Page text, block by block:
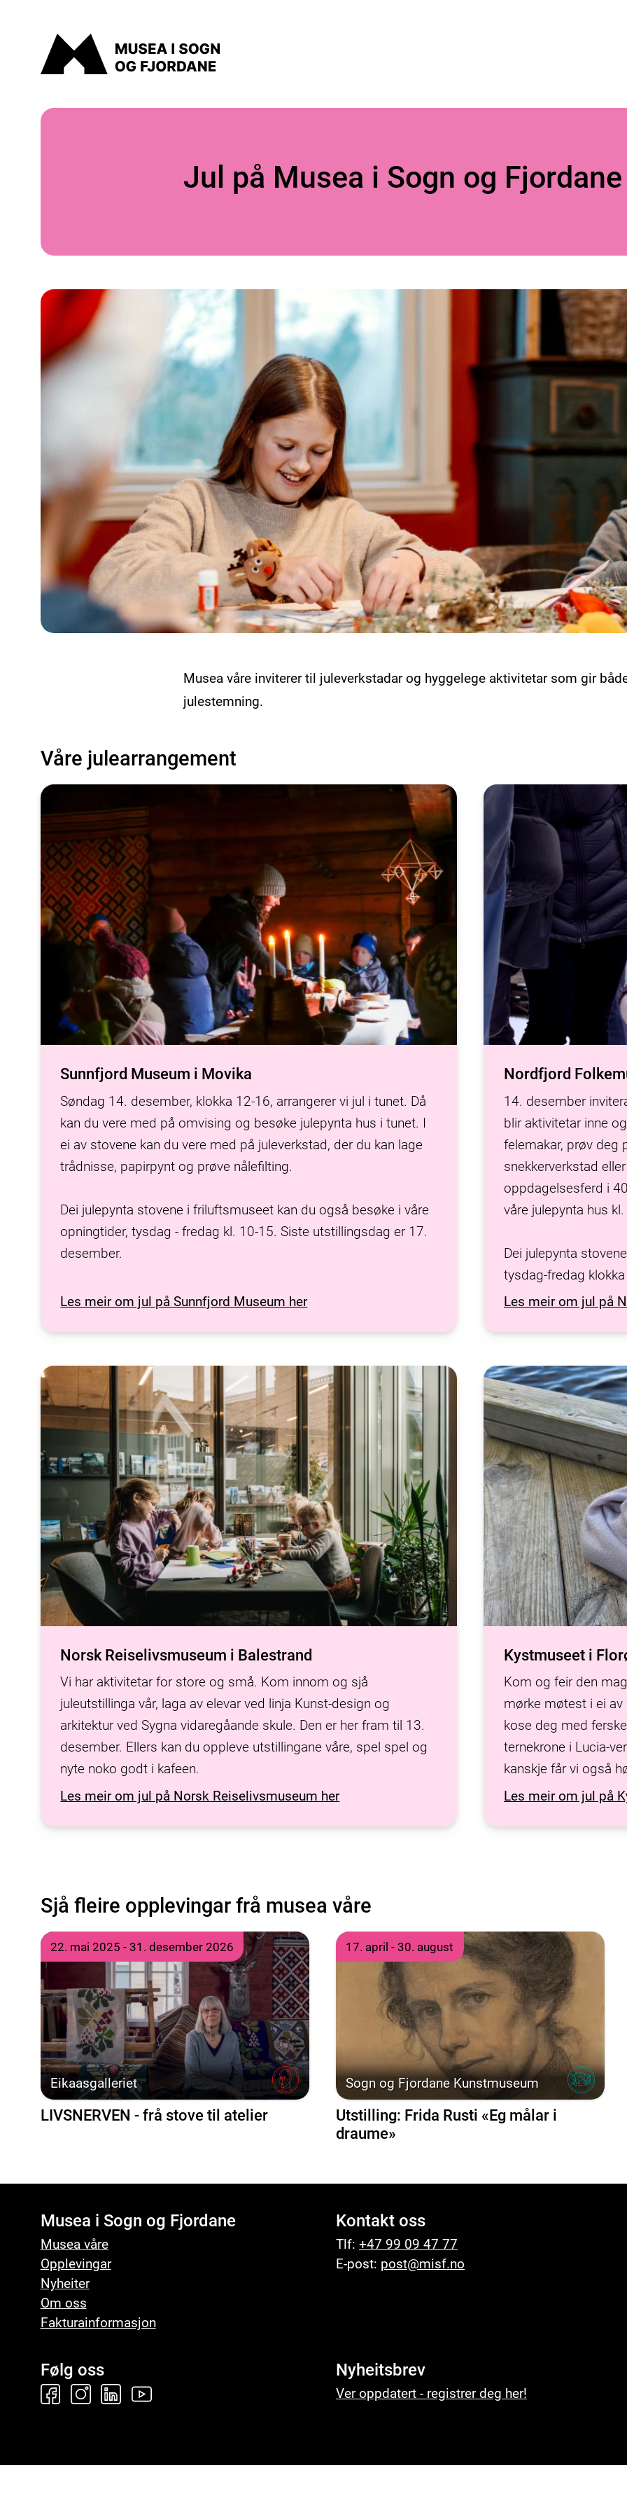
Musea i Sogn og Fjordane
Jul på Musea i Sogn og Fjordane
Musea våre inviterer til juleverkstadar og hyggelege aktivitetar som gir
julestemning.
Våre julearrangement
Sunnfjord Museum i Movika
Søndag 14. desember, klokka 12-16, arrangerer vi jul i tunet. Då
kan du vere med på omvising og besøke julepynta hus i tunet. I
ei av stovene kan du vere med på juleverkstad, der du kan lage
trådnisse, papirpynt og prøve nålefilting.
Dei julepynta stovene i friluftsmuseet kan du også besøke i våre
opningtider, tysdag - fredag kl. 10-15. Siste utstillingsdag er 17.
desember.
Les meir om jul på Sunnfjord Museum her
Nordfjord
14. desember
blir aktivitetar inne
felemakar, prøv deg
snekkerverkstad
oppdagelsesferd i
våre julepynta hus kl.
Dei julepynta
tysdag-fredag
Les meir om jul på
Norsk Reiselivsmuseum i Balestrand
Vi har aktivitetar for store og små. Kom innom og sjå
juleutstillinga vår, laga av elevar ved linja Kunst-design og
arkitektur ved Sygna vidaregåande skule. Den er her fram til 13.
desember. Ellers kan du oppleve utstillingane våre, spel spel og
nyte noko godt i kafeen.
Les meir om jul på Norsk Reiselivsmuseum her
Kystmuseet i
Kom og feir den
mørke møtest i ei
kose deg med
ternekrone i Lucia-
kanskje får vi også
Les meir om jul på
Sjå fleire opplevingar frå musea våre
Tre komande opplevingar henta blant alle våre museum
Tidspunkt
22. mai 2025 til
- 31. desember 2026
Eikaasgalleriet
LIVSNERVEN - frå stove til atelier
Tidspunkt
17. apriltil
- 30. august
Sogn og Fjordane Kunstmuseum
Utstilling: Frida Rusti «Eg målar i
draume»
Musea i Sogn og Fjordane
Musea våre
Opplevingar
Nyheiter
Om oss
Fakturainformasjon
Kontakt oss
Tlf: +47 99 09 47 77
E-post: post@misf.no
Følg oss Nyheitsbrev
Ver oppdatert - registrer deg her!